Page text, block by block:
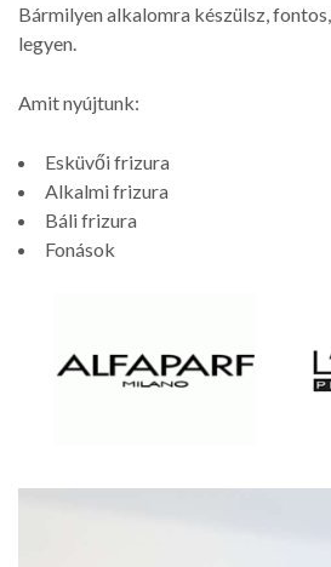
Bármilyen alkalomra készülsz,
legyen.
Amit nyújtunk:
Esküvői frizura
Alkalmi frizura
Báli frizura
Fonások